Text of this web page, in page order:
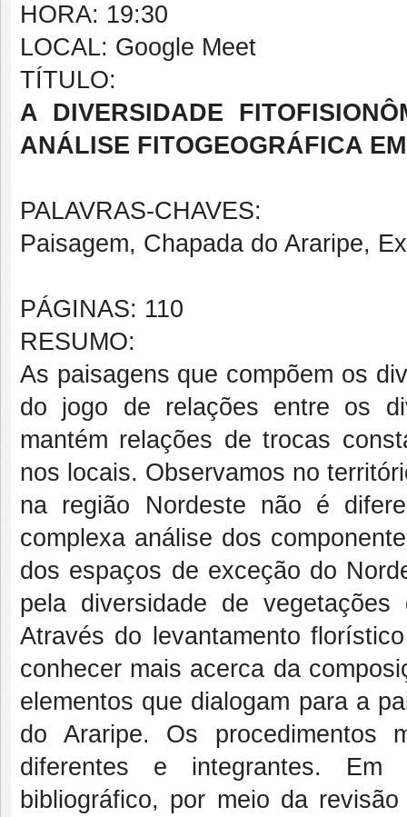
HORA: 19:30
LOCAL: Google Meet
TÍTULO:
A DIVERSIDADE
ANÁLISE FITOGEOGRÁFICA
PALAVRAS-CHAVES:
Paisagem, Chapada do Araripe,
PÁGINAS: 110
RESUMO:
As paisagens que compõem os
do jogo de relações entre os
mantém relações de trocas
nos locais. Observamos no
na região Nordeste não é
complexa análise dos
dos espaços de exceção do
pela diversidade de
Através do levantamento
conhecer mais acerca da
elementos que dialogam para a
do Araripe. Os procedimentos
diferentes e integrantes. Em
bibliográfico, por meio da